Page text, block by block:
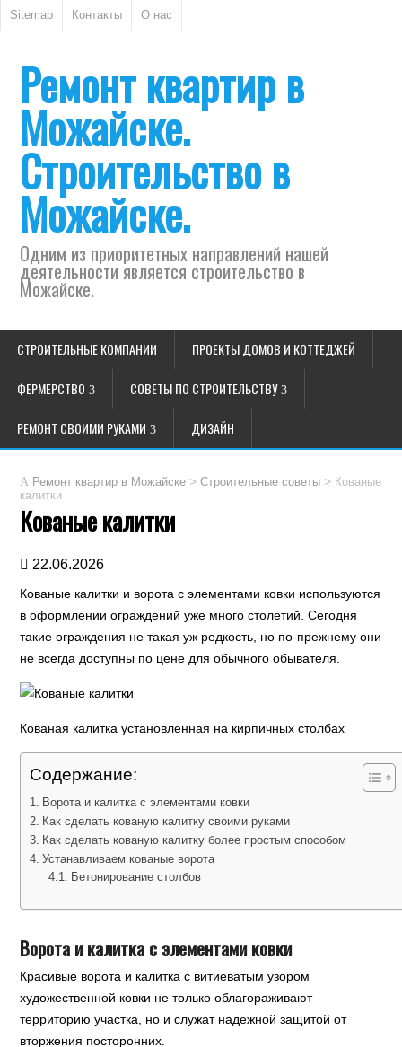
Sitemap Контакты О нас
Ремонт квартир в
Можайске.
Строительство в
Можайске.
Одним из приоритетных направлений нашей
деятельности является строительство в
Можайске.
СТРОИТЕЛЬНЫЕ КОМПАНИИ ПРОЕКТЫ ДОМОВ И КОТТЕДЖЕЙ
ФЕРМЕРСТВО СОВЕТЫ ПО СТРОИТЕЛЬСТВУ
РЕМОНТ СВОИМИ РУКАМИ ДИЗАЙН
Ремонт квартир в Можайске >Строительные советы > Кованые
калитки
Кованые калитки
22.06.2026
Кованые калитки и ворота с элементами ковки используются
в оформлении ограждений уже много столетий. Сегодня
такие ограждения не такая уж редкость, но по-прежнему они
не всегда доступны по цене для обычного обывателя.
Кованая калитка установленная на кирпичных столбах
Содержание:
Ворота и калитка с элементами ковки
Как сделать кованую калитку своими руками
Как сделать кованую калитку более простым способом
Устанавливаем кованые ворота
Бетонирование столбов
Ворота и калитка с элементами ковки
Красивые ворота и калитка с витиеватым узором
художественной ковки не только облагораживают
территорию участка, но и служат надежной защитой от
вторжения посторонних.